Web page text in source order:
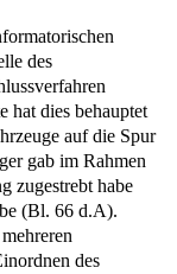
des
hat dies behauptet
auf die Spur
gab im Rahmen
zugestrebt habe
(Bl. 66 d.A).
des